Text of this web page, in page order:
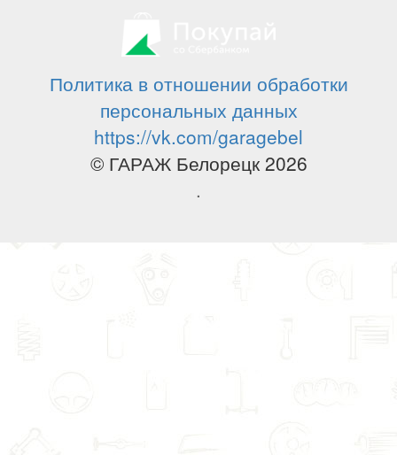
Политика в отношении обработки
персональных данных
https://vk.com/garagebel
© ГАРАЖ Белорецк 2026
.